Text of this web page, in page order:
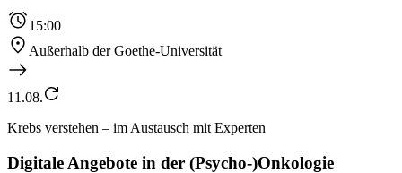
15:00
Außerhalb der Goethe-Universität
11.08.
Krebs verstehen – im Austausch mit Experten
Digitale Angebote in der (Psycho-)Onkologie